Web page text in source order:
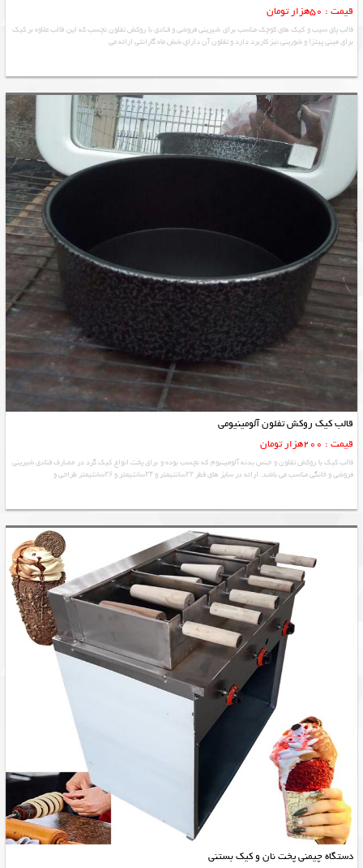
قیمت : 50هزار تومان
قالب پای سیب و کیک های کوچک مناسب برای شیرینی فروشی و قنادی با روکش تفلون نچسب که این قالب علاوه بر کیک
برای مینی پیتزا و شورینی نیز کاربرد دارد و تفلون آن دارای شش ماه گارانتی ارائه می
قالب کیک روکش تفلون آلومینیومی
قیمت : 200هزار تومان
قالب کیک با روکش تفلون و جنس بدنه آلومینیوم که نچسب بوده و برای پخت انواع کیک گرد در مصارف قنادی شیرینی
فروشی و خانگی مناسب می باشد. ارائه در سایز های قطر ۲۲سانتیمتر و ۲۴سانتیمتر و ۲۶سانتیمتر طراحی و
دستگاه چیمنی پخت نان و کیک بستنی